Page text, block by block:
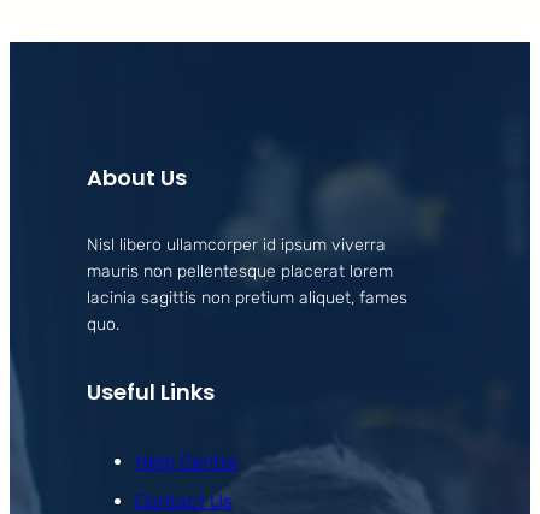
About Us
Nisl libero ullamcorper id ipsum viverra
mauris non pellentesque placerat lorem
lacinia sagittis non pretium aliquet, fames
quo.
Useful Links
Help Center
Contact Us